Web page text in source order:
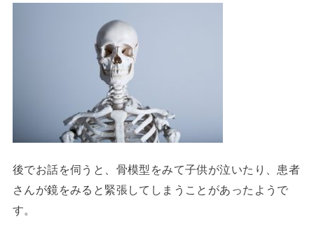
後でお話を伺うと、骨模型をみて子供が泣いたり、患者
さんが鏡をみると緊張してしまうことがあったようで
す。